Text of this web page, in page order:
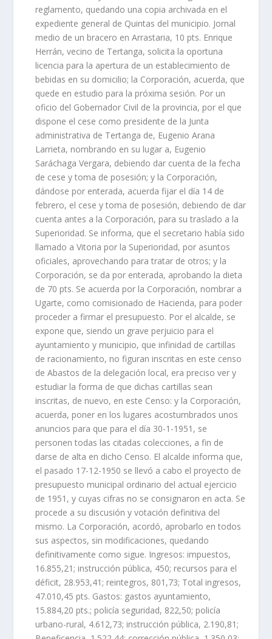
reglamento, quedando una copia archivada en el
expediente general de Quintas del municipio. Jornal
medio de un bracero en Arrastaria, 10 pts. Enrique
Herrán, vecino de Tertanga, solicita la oportuna
licencia para la apertura de un establecimiento de
bebidas en su domicilio; la Corporación, acuerda, que
quede en estudio para la próxima sesión. Por un
oficio del Gobernador Civil de la provincia, por el que
dispone el cese como presidente de la Junta
administrativa de Tertanga de, Eugenio Arana
Larrieta, nombrando en su lugar a, Eugenio
Saráchaga Vergara, debiendo dar cuenta de la fecha
de cese y toma de posesión; y la Corporación,
dándose por enterada, acuerda fijar el día 14 de
febrero, el cese y toma de posesión, debiendo de dar
cuenta antes a la Corporación, para su traslado a la
Superioridad. Se informa, que el secretario había sido
llamado a Vitoria por la Superioridad, por asuntos
oficiales, aprovechando para tratar de otros; y la
Corporación, se da por enterada, aprobando la dieta
de 70 pts. Se acuerda por la Corporación, nombrar a
Ugarte, como comisionado de Hacienda, para poder
proceder a firmar el presupuesto. Por el alcalde, se
expone que, siendo un grave perjuicio para el
ayuntamiento y municipio, que infinidad de cartillas
de racionamiento, no figuran inscritas en este censo
de Abastos de la delegación local, era preciso ver y
estudiar la forma de que dichas cartillas sean
inscritas, de nuevo, en este Censo: y la Corporación,
acuerda, poner en los lugares acostumbrados unos
anuncios para que para el día 30-1-1951, se
personen todas las citadas colecciones, a fin de
darse de alta en dicho Censo. El alcalde informa que,
el pasado 17-12-1950 se llevó a cabo el proyecto de
presupuesto municipal ordinario del actual ejercicio
de 1951, y cuyas cifras no se consignaron en acta. Se
procede a su discusión y votación definitiva del
mismo. La Corporación, acordó, aprobarlo en todos
sus aspectos, sin modificaciones, quedando
definitivamente como sigue. Ingresos: impuestos,
16.855,21; instrucción pública, 450; recursos para el
déficit, 28.953,41; reintegros, 801,73; Total ingresos,
47.010,45 pts. Gastos: gastos ayuntamiento,
15.884,20 pts.; policía seguridad, 822,50; policía
urbano-rural, 4.612,73; instrucción pública, 2.190,81;